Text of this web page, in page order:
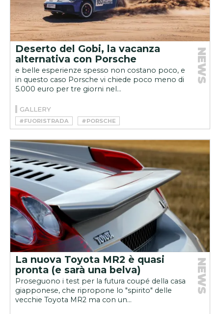
Deserto del Gobi, la vacanza
alternativa con Porsche
e belle esperienze spesso non costano poco, e
in questo caso Porsche vi chiede poco meno di
5.000 euro per tre giorni nel...
NEWS
GALLERY
#FUORISTRADA #PORSCHE
La nuova Toyota MR2 è quasi
pronta (e sarà una belva)
Proseguono i test per la futura coupé della casa
giapponese, che ripropone lo "spirito" delle
vecchie Toyota MR2 ma con un...
NEWS